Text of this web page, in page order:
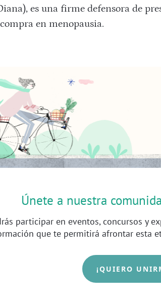
es una firme defensora de
en menopausia.
Únete a nuestra
participar en eventos, concursos y
que te permitirá afrontar esta
¡QUIERO